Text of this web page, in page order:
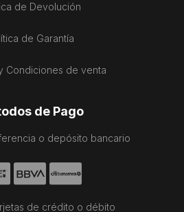
de Devolución
de Garantía
Condiciones de venta
de Pago
o depósito bancario
de crédito o débito